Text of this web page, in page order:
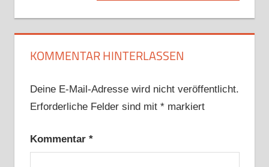
KOMMENTAR HINTERLASSEN
Deine E-Mail-Adresse wird nicht veröffentlicht.
Erforderliche Felder sind mit *markiert
Kommentar *